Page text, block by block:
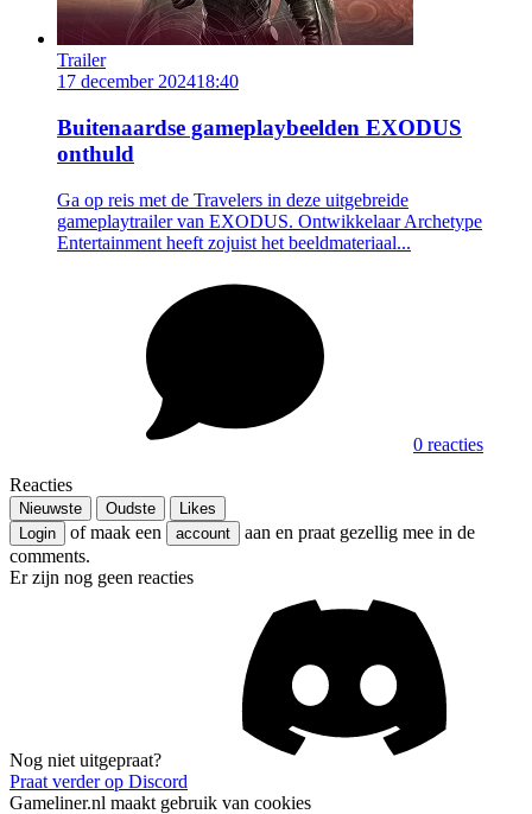
Trailer
17 december 202418:40
Buitenaardse gameplaybeelden EXODUS
onthuld
Ga op reis met de Travelers in deze uitgebreide
gameplaytrailer van EXODUS. Ontwikkelaar Archetype
Entertainment heeft zojuist het beeldmateriaal...
0 reacties
Reacties
Nieuwste Oudste
Likes
Login
of maak een account
aan en praat gezellig mee in de
comments.
Er zijn nog geen reacties
Nog niet uitgepraat?
Praat verder op Discord
Gameliner.nl maakt gebruik van cookies